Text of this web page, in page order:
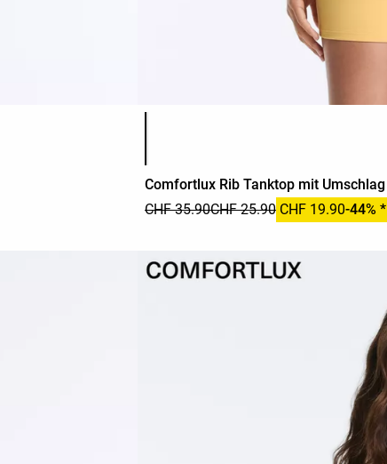
Produktfarbliste
Comfortlux Rib Tanktop mit Umschlag
CHF 35.90CHF 25.90 CHF 19.90-44% *